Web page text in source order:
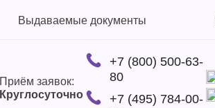
Выдаваемые документы
Приём заявок:
Круглосуточно
+7 (800) 500-63-
80
+7 (495) 784-00-